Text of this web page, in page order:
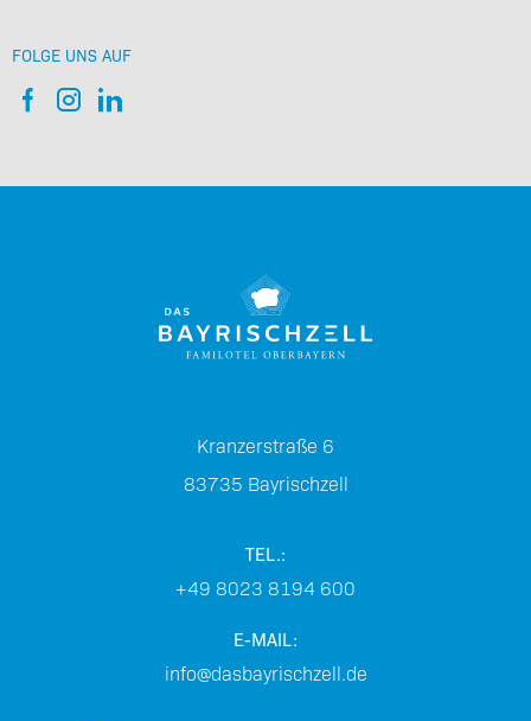
FOLGE UNS AUF
Kranzerstraße 6
83735 Bayrischzell
TEL.:
+49 8023 8194 600
E-MAIL:
info@dasbayrischzell.de